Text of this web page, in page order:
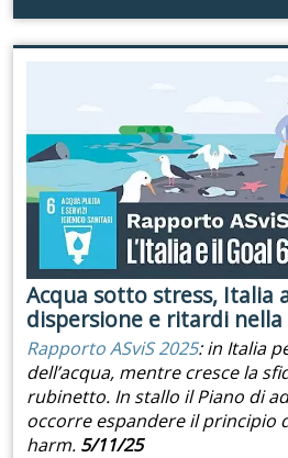
Acqua sotto stress, Italia
dispersione e ritardi
Rapporto ASviS 2025: in Italia
dell’acqua, mentre cresce la
rubinetto. In stallo il Piano di
occorre espandere il principio
harm. 5/11/25